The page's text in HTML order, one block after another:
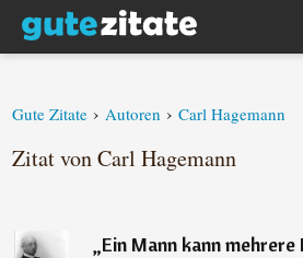
Gute Zitate › Autoren › Carl Hagemann
Zitat von Carl Hagemann
„Ein Mann kann mehrere